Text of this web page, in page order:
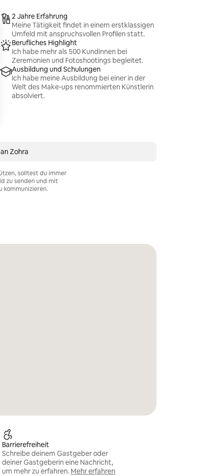
2 Jahre Erfahrung
Meine Tätigkeit findet in einem erstklassigen
Umfeld mit anspruchsvollen Profilen statt.
Berufliches Highlight
Ich habe mehr als 500 Kundinnen bei
Zeremonien und Fotoshootings begleitet.
Ausbildung und Schulungen
Ich habe meine Ausbildung bei einer in der
Welt des Make-ups renommierten Künstlerin
absolviert.
Zohra
solltest du immer
zu senden und mit
kommunizieren.
Barrierefreiheit
Schreibe deinem Gastgeber oder
deiner Gastgeberin eine Nachricht,
um mehr zu erfahren. Mehr erfahren